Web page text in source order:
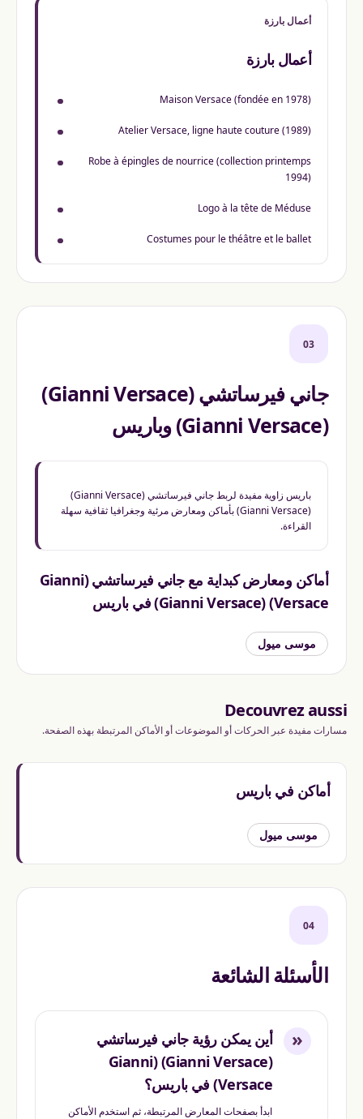
أعمال بارزة
أعمال بارزة
Maison Versace (fondée en 1978)
Atelier Versace, ligne haute couture (1989)
Robe à épingles de nourrice (collection printemps
1994)
Logo à la tête de Méduse
Costumes pour le théâtre et le ballet
03
جاني فيرساتشي (Gianni Versace)
(Gianni Versace) وباريس
باريس زاوية مفيدة لربط جاني فيرساتشي (Gianni Versace)
(Gianni Versace) بأماكن ومعارض مرئية وجغرافيا ثقافية سهلة
القراءة.
أماكن ومعارض كبداية مع جاني فيرساتشي (Gianni
Versace) (Gianni Versace) في باريس
موسى ميول
Decouvrez aussi
مسارات مفيدة عبر الحركات أو الموضوعات أو الأماكن المرتبطة بهذه الصفحة.
أماكن في باريس
موسى ميول
04
الأسئلة الشائعة
«
أين يمكن رؤية جاني فيرساتشي
(Gianni Versace) (Gianni
Versace) في باريس؟
ابدأ بصفحات المعارض المرتبطة، ثم استخدم الأماكن